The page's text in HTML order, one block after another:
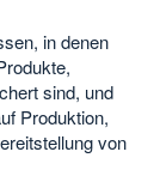
in denen
sind, und
Produktion,
von